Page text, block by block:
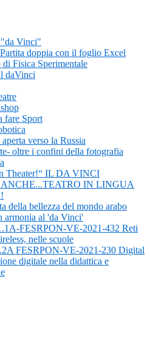
Vinci"
doppia con il foglio Excel
Fisica Sperimentale
daVinci
fare Sport
verso la Russia
oltre i confini della fotografia
Theater!“ IL DA VINCI
IN LINGUA
della bellezza del mondo arabo
armonia al 'da Vinci'
FESRPON-VE-2021-432 Reti
nelle scuole
FESRPON-VE-2021-230 Digital
digitale nella didattica e